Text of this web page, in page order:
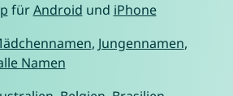
fürAndroid und iPhone
, Jungennamen,
Namen